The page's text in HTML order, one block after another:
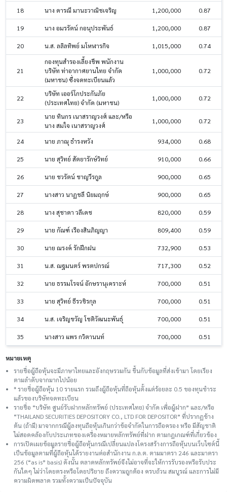
18 นาง ดารณี มานะวาณิชเจริญ 1,200,000 0.87
19 นาง อมรรัตน์ กอนุประพันธ์ 1,200,000 0.87
20 น.ส. ลลิลทิพย์ มโหฬารกิจ 1,015,000 0.74
21
กองทุนสำรองเลี้ยงชีพ พนักงาน
บริษัท ท่าอากาศยานไทย จำกัด
(มหาชน) ซึ่งจดทะเบียนแล้ว
1,000,000 0.72
22
บริษัท เออร์โกประกันภัย
(ประเทศไทย) จำกัด (มหาชน)
1,000,000 0.72
23
นาย ทินกร เนาสราญวงศ์ และ/หรือ
นาง สมใจ เนาสราญวงศ์
1,000,000 0.72
24 นาย ภาณุ ธำรงหวัง 934,000 0.68
25 นาย สุวิทย์ สัตยารักษ์วิทย์ 910,000 0.66
26 นาย ชวรัตน์ ชาญวีรกูล 900,000 0.65
27 นางสาว นาฏชลี นิยมฤกษ์ 900,000 0.65
28 นาง สุชาดา วลีเดช 820,000 0.59
29 นาย กัณฑ์ เรืองสินภิญญา 809,400 0.59
30 นาย ณรงค์ รักฝึกฝน 732,900 0.53
31 น.ส. ณฐมนตร์ พรตปกรณ์ 717,300 0.52
32 นาย ธรรมโรจน์ อักษรานุเคราะห์ 700,000 0.51
33 นาย สุวิทย์ ธีรวชิรกุล 700,000 0.51
34 น.ส. เจริญขวัญ โชติวัฒนะพันธุ์ 700,000 0.51
35 นางสาว แพร กวิตานนท์ 700,000 0.51
หมายเหตุ
รายชื่อผู้ถือหุ้นจะมีภาษาไทยและอังกฤษรวมกัน ขึ้นกับข้อมูลที่ส่งเข้ามา โดยเรียง
ตามลำดับจากมากไปน้อย
* รายชื่อผู้ถือหุ้น 10 รายแรก รวมถึงผู้ถือหุ้นที่ถือหุ้นตั้งแต่ร้อยละ 0.5 ของทุนชําระ
แล้วของบริษัทจดทะเบียน
รายชื่อ “บริษัท ศูนย์รับฝากหลักทรัพย์ (ประเทศไทย) จำกัด เพื่อผู้ฝาก” และ/หรือ
“THAILAND SECURITIES DEPOSITORY CO., LTD FOR DEPOSITOR” ที่ปรากฏข้าง
ต้น (ถ้ามี) มาจากกรณีผู้ลงทุนถือหุ้นเกินกว่าข้อจำกัดในการถือครอง หรือ มีสัญชาติ
ไม่สอดคล้องกับประเภทของเครื่องหมายหลักทรัพย์ที่ฝาก ตามกฎเกณฑ์ที่เกี่ยวข้อง
การเปิดเผยข้อมูลรายชื่อผู้ถือหุ้นกรณีเปลี่ยนแปลงโครงสร้างการถือหุ้นบนเว็บไซต์นี้
เป็นข้อมูลตามที่ผู้ถือหุ้นได้รายงานต่อสำนักงาน ก.ล.ต. ตามมาตรา 246 และมาตรา
256 (“as is” basis) ดังนั้น ตลาดหลักทรัพย์จึงไม่อาจที่จะให้การรับรองหรือรับประ
กันใดๆ ไม่ว่าโดยตรงหรือโดยปริยาย ถึงความถูกต้อง ครบถ้วน สมบูรณ์ และการไม่มี
ความผิดพลาด รวมทั้งความเป็นปัจจุบัน